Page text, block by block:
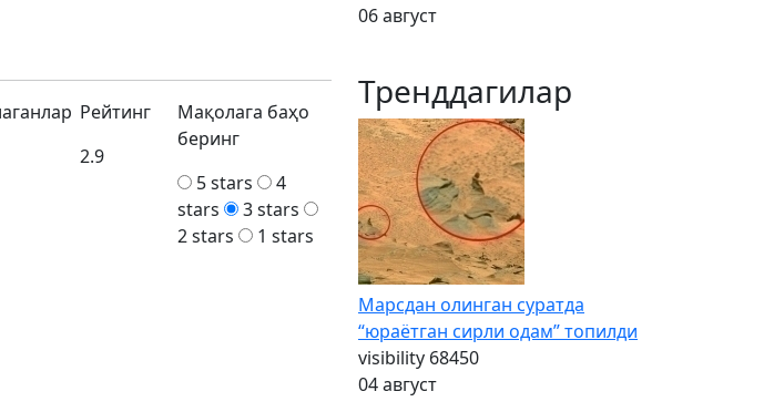
Рейтинг
2.9
Мақолага баҳо
беринг
5 stars
4
stars
3 stars
2 stars
1 stars
06 август
Тренддагилар
Марсдан олинган суратда
“юраётган сирли одам” топилди
visibility 68450
04 август